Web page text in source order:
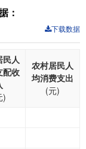
：
下载数据
民人
配收
)
农村居民人
均消费支出
(元)